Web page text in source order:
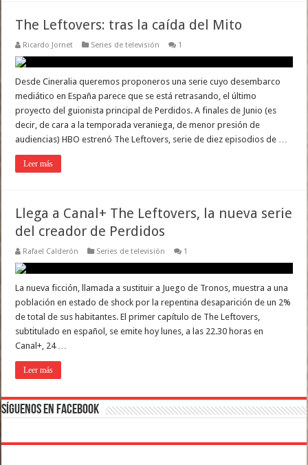
The Leftovers: tras la caída del Mito
Ricardo Jornet Series de televisión 1
Desde Cineralia queremos proponeros una serie cuyo desembarco
mediático en España parece que se está retrasando, el último
proyecto del guionista principal de Perdidos. A finales de Junio (es
decir, de cara a la temporada veraniega, de menor presión de
audiencias) HBO estrenó The Leftovers, serie de diez episodios de …
Leer más
Llega a Canal+ The Leftovers, la nueva serie
del creador de Perdidos
Rafael Calderón Series de televisión 1
La nueva ficción, llamada a sustituir a Juego de Tronos, muestra a una
población en estado de shock por la repentina desaparición de un 2%
de total de sus habitantes. El primer capítulo de The Leftovers,
subtitulado en español, se emite hoy lunes, a las 22.30 horas en
Canal+, 24 …
Leer más
Síguenos en Facebook